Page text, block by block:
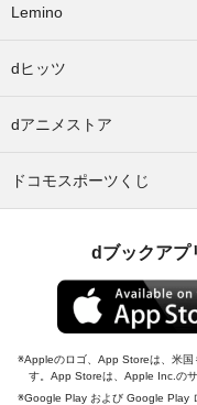
Lemino
dヒッツ
dアニメストア
ドコモスポーツくじ
dブックアプ
Appleのロゴ、App Storeは、米
す。App Storeは、Apple Inc.のサ
Google Play および Google Play